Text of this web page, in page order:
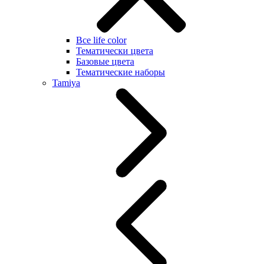
Все life color
Тематически цвета
Базовые цвета
Тематические наборы
Tamiya